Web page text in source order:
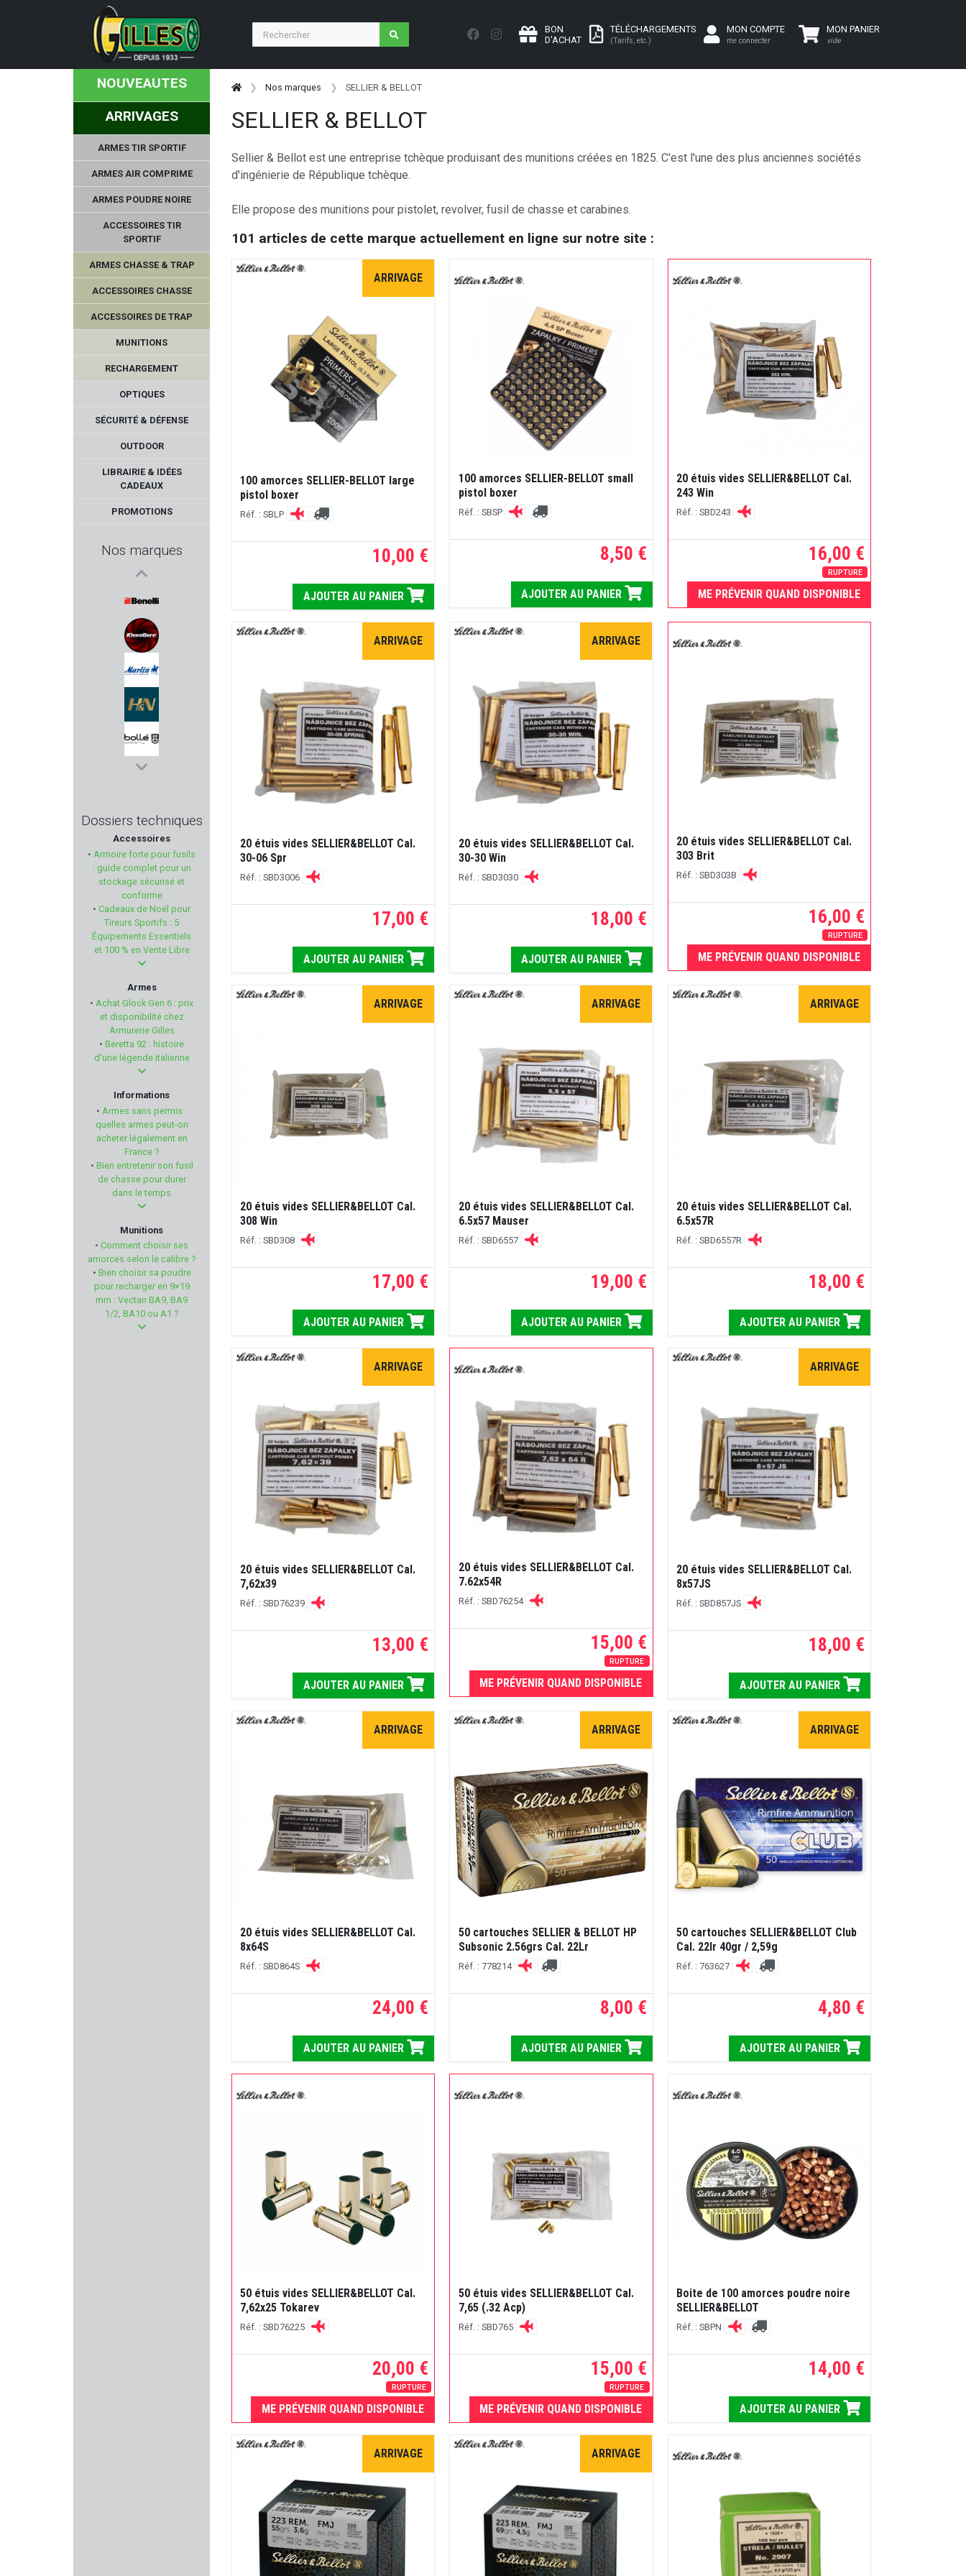
BON
D'ACHAT
TÉLÉCHARGEMENTS
(Tarifs, etc.)
MON COMPTE
me connecter
MON PANIER
vide
NOUVEAUTES
ARRIVAGES
ARMES TIR SPORTIF
ARMES AIR COMPRIME
ARMES POUDRE NOIRE
ACCESSOIRES TIR
SPORTIF
ARMES CHASSE & TRAP
ACCESSOIRES CHASSE
ACCESSOIRES DE TRAP
MUNITIONS
RECHARGEMENT
OPTIQUES
SÉCURITÉ & DÉFENSE
OUTDOOR
LIBRAIRIE & IDÉES
CADEAUX
PROMOTIONS
Nos marques
Ligne Verney-Carron
MONNET
BALLISTOL
SUREFIRE
BENELLI
KLEEN BORE
MARLIN
H&N
BOLLE SAFETY
IMPALA PLUS
RECKNAGEL
QSP KNIFE
HIVIZ
FLUNATEC
LEICA
EASY HIT
MEGALINE
HISTORIA LOISIRS
MDT
POLYMER 80
WALDBERG
Dossiers techniques
Accessoires
• Armoire forte pour fusils
: guide complet pour un
stockage sécurisé et
conforme
• Cadeaux de Noël pour
Tireurs Sportifs : 5
Équipements Essentiels
et 100 % en Vente Libre
Armes
• Achat Glock Gen 6 : prix
et disponibilité chez
Armurerie Gilles
• Beretta 92 : histoire
d'une légende italienne
Informations
• Armes sans permis :
quelles armes peut-on
acheter légalement en
France ?
• Bien entretenir son fusil
de chasse pour durer
dans le temps
Munitions
• Comment choisir ses
amorces selon le calibre ?
• Bien choisir sa poudre
pour recharger en 9×19
mm : Vectan BA9, BA9
1/2, BA10 ou A1 ?
Nos marques SELLIER & BELLOT
SELLIER & BELLOT
Sellier & Bellot est une entreprise tchèque produisant des munitions créées en 1825. C'est l'une des plus anciennes sociétés
d'ingénierie de République tchèque.
Elle propose des munitions pour pistolet, revolver, fusil de chasse et carabines.
101 articles de cette marque actuellement en ligne sur notre site :
ARRIVAGE
100 amorces SELLIER-BELLOT large
pistol boxer
Réf. : SBLP
10,00 €
AJOUTER AU PANIER
100 amorces SELLIER-BELLOT small
pistol boxer
Réf. : SBSP
8,50 €
AJOUTER AU PANIER
20 étuis vides SELLIER&BELLOT Cal.
243 Win
Réf. : SBD243
16,00 €
RUPTURE
ME PRÉVENIR QUAND DISPONIBLE
ARRIVAGE
20 étuis vides SELLIER&BELLOT Cal.
30-06 Spr
Réf. : SBD3006
17,00 €
AJOUTER AU PANIER
ARRIVAGE
20 étuis vides SELLIER&BELLOT Cal.
30-30 Win
Réf. : SBD3030
18,00 €
AJOUTER AU PANIER
20 étuis vides SELLIER&BELLOT Cal.
303 Brit
Réf. : SBD303B
16,00 €
RUPTURE
ME PRÉVENIR QUAND DISPONIBLE
ARRIVAGE
20 étuis vides SELLIER&BELLOT Cal.
308 Win
Réf. : SBD308
17,00 €
AJOUTER AU PANIER
ARRIVAGE
20 étuis vides SELLIER&BELLOT Cal.
6.5x57 Mauser
Réf. : SBD6557
19,00 €
AJOUTER AU PANIER
ARRIVAGE
20 étuis vides SELLIER&BELLOT Cal.
6.5x57R
Réf. : SBD6557R
18,00 €
AJOUTER AU PANIER
ARRIVAGE
20 étuis vides SELLIER&BELLOT Cal.
7,62x39
Réf. : SBD76239
13,00 €
AJOUTER AU PANIER
20 étuis vides SELLIER&BELLOT Cal.
7.62x54R
Réf. : SBD76254
15,00 €
RUPTURE
ME PRÉVENIR QUAND DISPONIBLE
ARRIVAGE
20 étuis vides SELLIER&BELLOT Cal.
8x57JS
Réf. : SBD857JS
18,00 €
AJOUTER AU PANIER
ARRIVAGE
20 étuis vides SELLIER&BELLOT Cal.
8x64S
Réf. : SBD864S
24,00 €
AJOUTER AU PANIER
ARRIVAGE
50 cartouches SELLIER & BELLOT HP
Subsonic 2.56grs Cal. 22Lr
Réf. : 778214
8,00 €
AJOUTER AU PANIER
ARRIVAGE
50 cartouches SELLIER&BELLOT Club
Cal. 22lr 40gr / 2,59g
Réf. : 763627
4,80 €
AJOUTER AU PANIER
50 étuis vides SELLIER&BELLOT Cal.
7,62x25 Tokarev
Réf. : SBD76225
20,00 €
RUPTURE
ME PRÉVENIR QUAND DISPONIBLE
50 étuis vides SELLIER&BELLOT Cal.
7,65 (.32 Acp)
Réf. : SBD765
15,00 €
RUPTURE
ME PRÉVENIR QUAND DISPONIBLE
Boite de 100 amorces poudre noire
SELLIER&BELLOT
Réf. : SBPN
14,00 €
AJOUTER AU PANIER
ARRIVAGE ARRIVAGE